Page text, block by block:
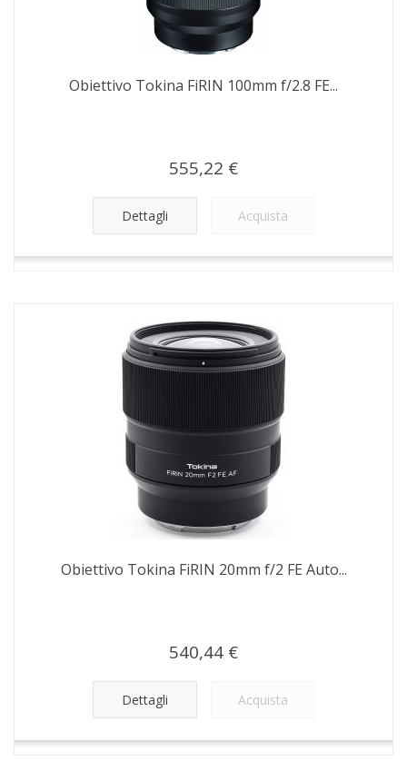
Obiettivo Tokina FiRIN 100mm f/2.8 FE...
555,22 €
Dettagli Acquista
Obiettivo Tokina FiRIN 20mm f/2 FE Auto...
540,44 €
Dettagli Acquista